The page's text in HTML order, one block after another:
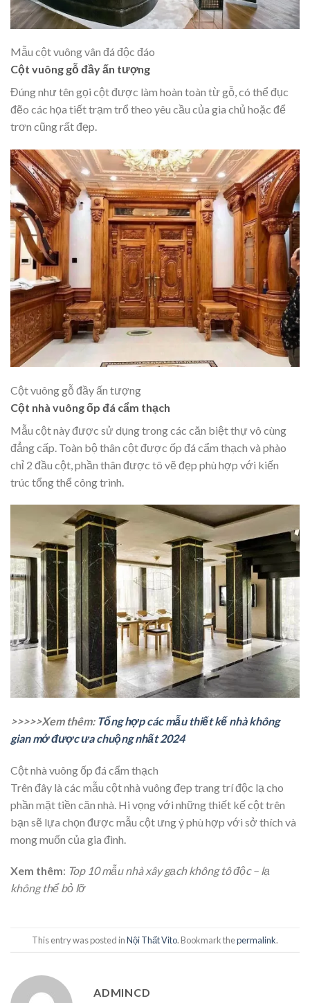
Mẫu cột vuông vân đá độc đáo
Cột vuông gỗ đầy ấn tượng
Đúng như tên gọi cột được làm hoàn toàn từ gỗ, có thể đục
đẽo các họa tiết trạm trổ theo yêu cầu của gia chủ hoặc để
trơn cũng rất đẹp.
Cột vuông gỗ đầy ấn tượng
Cột nhà vuông ốp đá cẩm thạch
Mẫu cột này được sử dụng trong các căn biệt thự vô cùng
đẳng cấp. Toàn bộ thân cột được ốp đá cẩm thạch và phào
chỉ 2 đầu cột, phần thân được tô vẽ đẹp phù hợp với kiến
trúc tổng thể công trình.
>>>>>Xem thêm: Tổng hợp các mẫu thiết kế nhà không
gian mở được ưa chuộng nhất 2024
Cột nhà vuông ốp đá cẩm thạch
Trên đây là các mẫu cột nhà vuông đẹp trang trí độc lạ cho
phần mặt tiền căn nhà. Hi vọng với những thiết kế cột trên
bạn sẽ lựa chọn được mẫu cột ưng ý phù hợp với sở thích và
mong muốn của gia đình.
Xem thêm: Top 10 mẫu nhà xây gạch không tô độc – lạ
không thể bỏ lỡ
This entry was posted inNội Thất Vito. Bookmark thepermalink.
ADMINCD